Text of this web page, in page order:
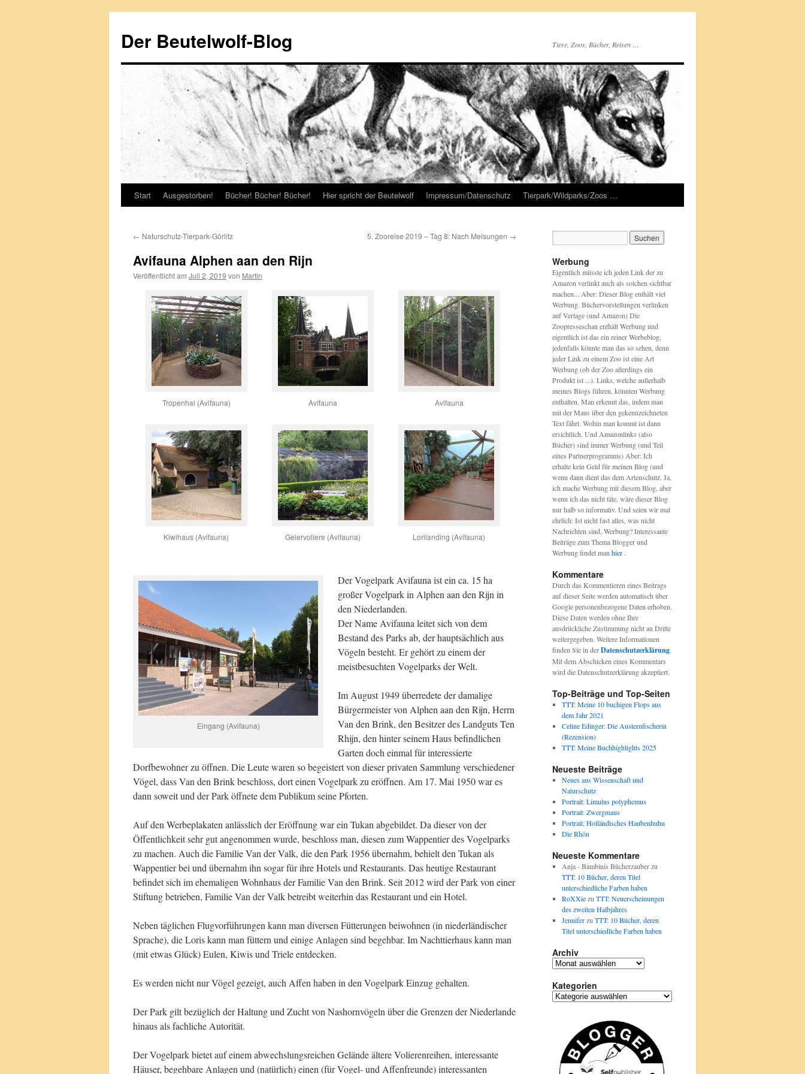
springen
Der Beutelwolf-Blog Tiere, Zoos, Bücher, Reisen …
Start Ausgestorben! Bücher! Bücher! Bücher! Hier spricht der Beutelwolf Impressum/Datenschutz Tierpark/Wildparks/Zoos …
← Naturschutz-Tierpark-Görlitz 5. Zooreise 2019 – Tag 8: Nach Melsungen →
Avifauna Alphen aan den Rijn
Veröffentlicht am Juli 2, 2019 von Martin
Tropenhal (Avifauna) Avifauna Avifauna
Kiwihaus (Avifauna) Geiervoliere (Avifauna) Lorilanding (Avifauna)
Eingang (Avifauna)
Der Vogelpark Avifauna ist ein ca. 15 ha
großer Vogelpark in Alphen aan den Rijn in
den Niederlanden.
Der Name Avifauna leitet sich von dem
Bestand des Parks ab, der hauptsächlich aus
Vögeln besteht. Er gehört zu einem der
meistbesuchten Vogelparks der Welt.
Im August 1949 überredete der damalige
Bürgermeister von Alphen aan den Rijn, Herrn
Van den Brink, den Besitzer des Landguts Ten
Rhijn, den hinter seinem Haus befindlichen
Garten doch einmal für interessierte
Dorfbewohner zu öffnen. Die Leute waren so begeistert von dieser privaten Sammlung verschiedener
Vögel, dass Van den Brink beschloss, dort einen Vogelpark zu eröffnen. Am 17. Mai 1950 war es
dann soweit und der Park öffnete dem Publikum seine Pforten.
Auf den Werbeplakaten anlässlich der Eröffnung war ein Tukan abgebildet. Da dieser von der
Öffentlichkeit sehr gut angenommen wurde, beschloss man, diesen zum Wappentier des Vogelparks
zu machen. Auch die Familie Van der Valk, die den Park 1956 übernahm, behielt den Tukan als
Wappentier bei und übernahm ihn sogar für ihre Hotels und Restaurants. Das heutige Restaurant
befindet sich im ehemaligen Wohnhaus der Familie Van den Brink. Seit 2012 wird der Park von einer
Stiftung betrieben, Familie Van der Valk betreibt weiterhin das Restaurant und ein Hotel.
Neben täglichen Flugvorführungen kann man diversen Fütterungen beiwohnen (in niederländischer
Sprache), die Loris kann man füttern und einige Anlagen sind begehbar. Im Nachttierhaus kann man
(mit etwas Glück) Eulen, Kiwis und Triele entdecken.
Es werden nicht nur Vögel gezeigt, auch Affen haben in den Vogelpark Einzug gehalten.
Der Park gilt bezüglich der Haltung und Zucht von Nashornvögeln über die Grenzen der Niederlande
hinaus als fachliche Autorität.
Der Vogelpark bietet auf einem abwechslungsreichen Gelände ältere Volierenreihen, interessante
Häuser, begehbare Anlagen und (natürlich) einen (für Vogel- und Affenfreunde) interessanten
Werbung
Eigentlich müsste ich jeden Link der zu
Amazon verlinkt auch als solchen sichtbar
machen... Aber: Dieser Blog enthält viel
Werbung. Büchervorstellungen verlinken
auf Verlage (und Amazon) Die
Zoopresseschau enthält Werbung und
eigentlich ist das ein reiner Werbeblog,
jedenfalls könnte man das so sehen, denn
jeder Link zu einem Zoo ist eine Art
Werbung (ob der Zoo allerdings ein
Produkt ist ...). Links, welche außerhalb
meines Blogs führen, könnten Werbung
enthalten. Man erkennt das, indem man
mit der Maus über den gekennzeichneten
Text fährt. Wohin man kommt ist dann
ersichtlich. Und Amazonlinks (also
Bücher) sind immer Werbung (und Teil
eines Partnerprogramms) Aber: Ich
erhalte kein Geld für meinen Blog (und
wenn dann dient das dem Artenschutz. Ja,
ich mache Werbung mit diesem Blog, aber
wenn ich das nicht täte, wäre dieser Blog
nur halb so informativ. Und seien wir mal
ehrlich: Ist nicht fast alles, was nicht
Nachrichten sind, Werbung? Interessante
Beiträge zum Thema Blogger und
Werbung findet man hier .
Kommentare
Durch das Kommentieren eines Beitrags
auf dieser Seite werden automatisch über
Google personenbezogene Daten erhoben.
Diese Daten werden ohne Ihre
ausdrückliche Zustimmung nicht an Dritte
weitergegeben. Weitere Informationen
finden Sie in derDatenschutzerklärung.
Mit dem Abschicken eines Kommentars
wird die Datenschutzerklärung akzeptiert.
Top-Beiträge und Top-Seiten
TTT: Meine 10 buchigen Flops aus
dem Jahr 2021
Celine Edinger: Die Austernfischerin
(Rezension)
TTT: Meine Buchhighlights 2025
Neueste Beiträge
Neues aus Wissenschaft und
Naturschutz
Portrait: Limulus polyphemus
Portrait: Zwergmaus
Portrait: Holländisches Haubenhuhn
Die Rhön
Neueste Kommentare
Anja - Bambinis Bücherzauberzu
TTT: 10 Bücher, deren Titel
unterschiedliche Farben haben
RoXXiezu TTT: Neuerscheinungen
des zweiten Halbjahres
Jenniferzu TTT: 10 Bücher, deren
Titel unterschiedliche Farben haben
Archiv
Archiv
Kategorien
Kategorien